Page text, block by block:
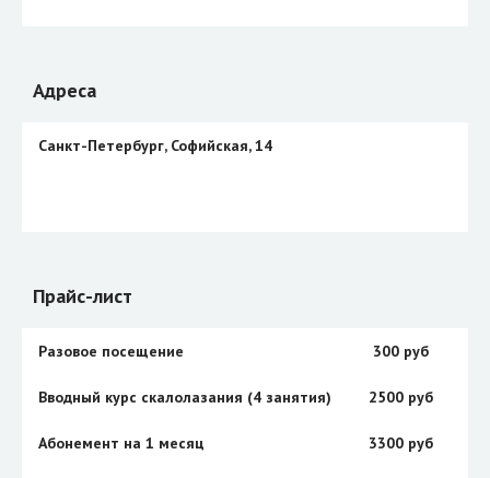
Адреса
Санкт-Петербург, Софийская, 14
Прайс-лист
Разовое посещение 300 руб
Вводный курс скалолазания (4 занятия) 2500 руб
Абонемент на 1 месяц 3300 руб